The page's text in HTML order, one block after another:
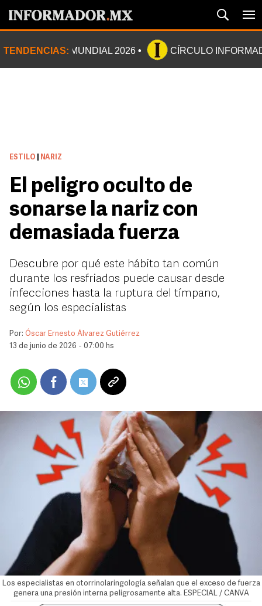
TENDENCIAS: MUNDIAL 2026 CÍRCULO
ESTILO NARIZ
El peligro oculto de
sonarse la nariz con
demasiada fuerza
Descubre por qué este hábito tan común
durante los resfriados puede causar desde
infecciones hasta la ruptura del tímpano,
según los especialistas
Por: Óscar Ernesto Álvarez Gutiérrez
13 de junio de 2026 - 07:00 hs
Los especialistas en otorrinolaringología señalan que el exceso de fuerza
genera una presión interna peligrosamente alta. ESPECIAL / CANVA